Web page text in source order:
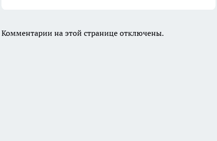
Комментарии на этой странице отключены.